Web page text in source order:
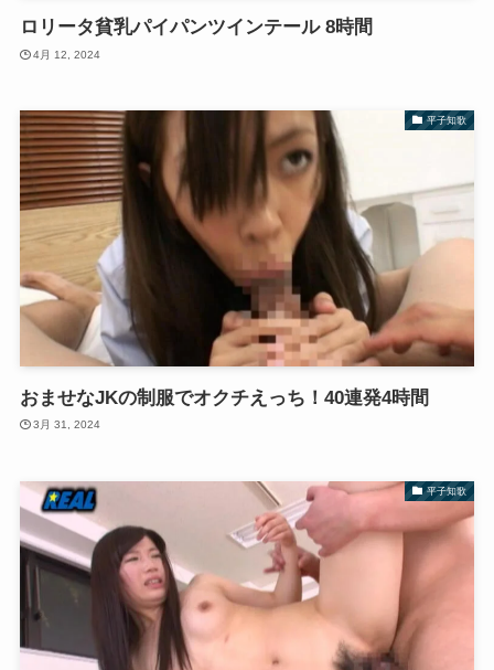
ロリータ貧乳パイパンツインテール 8時間
4月 12, 2024
平子知歌
おませなJKの制服でオクチえっち！40連発4時間
3月 31, 2024
平子知歌